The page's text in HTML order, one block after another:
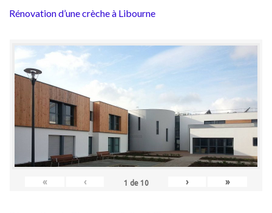
Rénovation d’une crèche à Libourne
« ‹ 1 de 10 › »